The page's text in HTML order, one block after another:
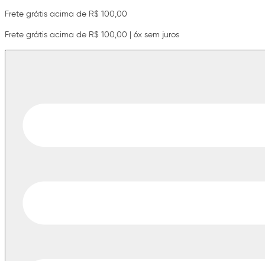
Frete grátis acima de R$ 100,00
Frete grátis acima de R$ 100,00 | 6x sem juros